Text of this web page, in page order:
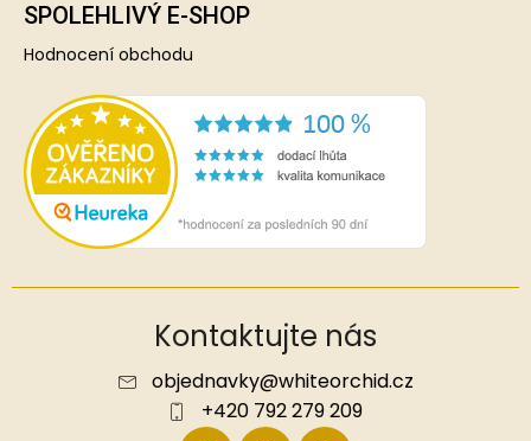
SPOLEHLIVÝ E-SHOP
Hodnocení obchodu
Kontaktujte nás
objednavky@whiteorchid.cz
+420 792 279 209